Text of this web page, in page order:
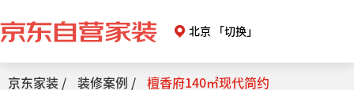
北京 「切换」
京东家装 / 装修案例 / 檀香府140㎡现代简约